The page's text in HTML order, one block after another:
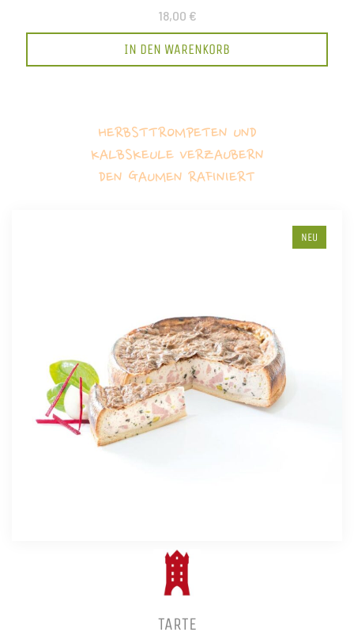
18,00 €
IN DEN WARENKORB
HERBSTTROMPETEN UND
KALBSKEULE VERZAUBERN
DEN GAUMEN RAFINIERT
NEU
TARTE